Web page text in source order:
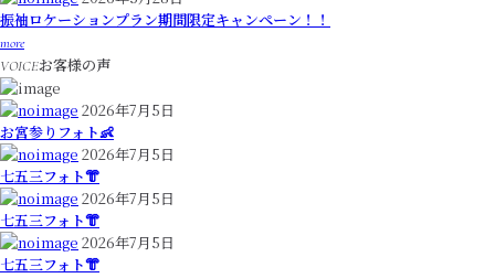
振袖ロケーションプラン期間限定キャンペーン！！
more
VOICEお客様の声
2026年7月5日
お宮参りフォト👶
2026年7月5日
七五三フォト👘
2026年7月5日
七五三フォト👘
2026年7月5日
七五三フォト👘